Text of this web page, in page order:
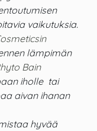
vaikutuksia.
lämpimän
Bain
iholle tai
aivan ihanan
hyvää